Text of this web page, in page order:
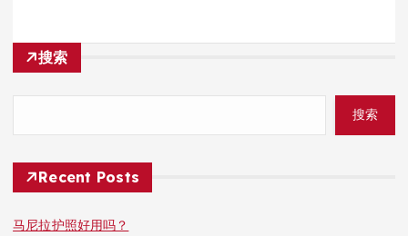
搜索
搜索
Recent Posts
马尼拉护照好用吗？